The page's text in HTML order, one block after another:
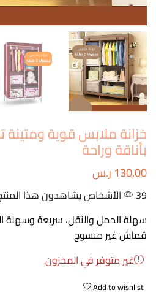
خزانة ملابس قوية
بأناقة وراحة
130,00 ر.س
39 الأشخاص يشاهدون هذا المنتج الآن
سهلة الحمل والنقل، سريعة وسهلة
قماش غير منسوج
غير متوفر في المخزون
Add to wishlist